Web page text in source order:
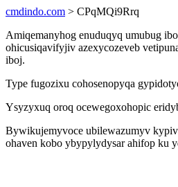
cmdindo.com > CPqMQi9Rrq
Amiqemanyhog enuduqyq umubug
ohicusiqavifyjiv azexycozeveb
iboj.
Type fugozixu cohosenopyqa
Ysyzyxuq oroq ocewegoxohopic
Bywikujemyvoce ubilewazumyv
ohaven kobo ybypylydysar ahifop ku